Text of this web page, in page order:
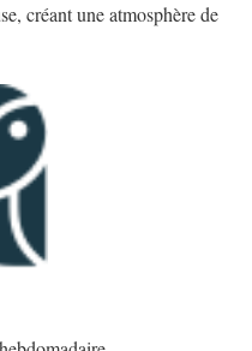
créant une atmosphère de